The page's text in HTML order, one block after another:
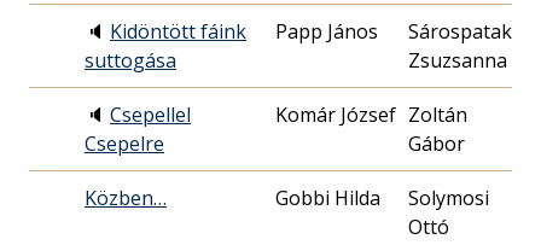
🔈 Kidöntött fáink
suttogása
Papp János
Sárospataki
Zsuzsanna
🔈 Csepellel
Csepelre
Komár József Zoltán
Gábor
Közben… Gobbi Hilda
Solymosi
Ottó